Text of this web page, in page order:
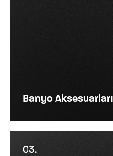
Banyo Aksesuarları
03.